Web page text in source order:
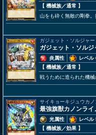
【 機械族／通常 】
山をも砕く無敵の剛拳
ガジェット・ソルジャー
ガジェット・ソルジ
炎属性
レベル
【 機械族／通常 】
戦うために造られた機械
サイキョーキジュウカノ
最強旗獣カノンライ
光属性
レベル
【 機械族／効果 】